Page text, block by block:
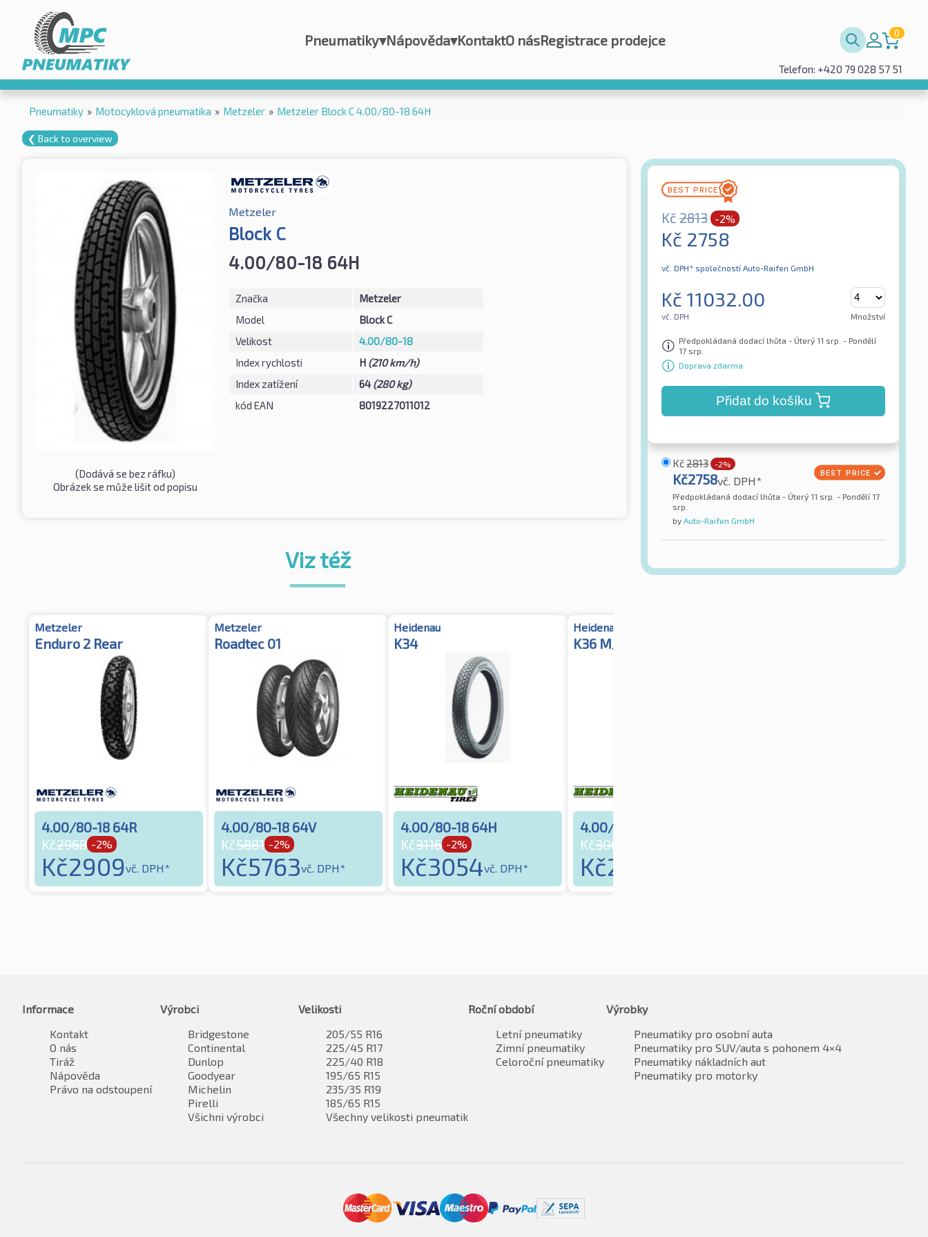
Pneumatiky▾Nápověda▾KontaktO násRegistrace prodejce 0
Telefon: +420 79 028 57 51
Pneumatiky » Motocyklová pneumatika » Metzeler » Metzeler Block C 4.00/80-18 64H
❮ Back to overview
(Dodává se bez ráfku)
Obrázek se může lišit od popisu
Metzeler
Block C
4.00/80-18 64H
Značka
Metzeler
Model
Block C
Velikost
4.00/80-18
Index rychlosti
H (210 km/h)
Index zatížení
64 (280 kg)
kód EAN
8019227011012
Kč 2813 -2%
Kč 2758
vč. DPH* společností Auto-Raifen GmbH
Kč 11032.00
vč. DPH Množství
Předpokládaná dodací lhůta - Úterý 11 srp. - Pondělí
17 srp.
Doprava zdarma
Přidat do košíku
Kč2813 -2%
Kč2758vč. DPH*
Předpokládaná dodací lhůta - Úterý 11 srp. - Pondělí 17
srp.
by Auto-Raifen GmbH
Viz též
Metzeler
Enduro 2 Rear
4.00/80-18 64R
Kč2968 -2%
Kč2909vč. DPH*
Metzeler
Roadtec 01
4.00/80-18 64V
Kč5881 -2%
Kč5763vč. DPH*
Heidenau
K34
4.00/80-18 64H
Kč3116 -2%
Kč3054vč. DPH*
Heidenau
K36 M/C
4.00/80-18 64H
Kč3060
Kč2998
Informace
Kontakt
O nás
Tiráž
Nápověda
Právo na odstoupení
Výrobci
Bridgestone
Continental
Dunlop
Goodyear
Michelin
Pirelli
Všichni výrobci
Velikosti
205/55 R16
225/45 R17
225/40 R18
195/65 R15
235/35 R19
185/65 R15
Všechny velikosti pneumatik
Roční období
Letní pneumatiky
Zimní pneumatiky
Celoroční pneumatiky
Výrobky
Pneumatiky pro osobní auta
Pneumatiky pro SUV/auta s pohonem 4×4
Pneumatiky nákladních aut
Pneumatiky pro motorky